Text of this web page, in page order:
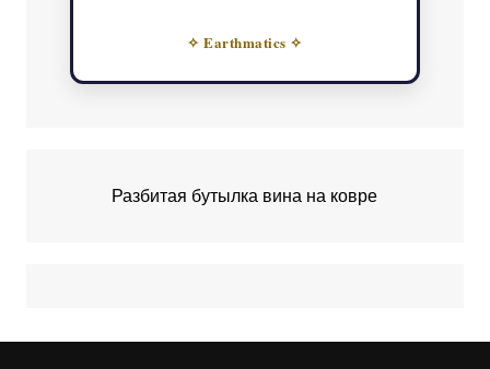
✧ Earthmatics ✧
Разбитая бутылка вина на ковре